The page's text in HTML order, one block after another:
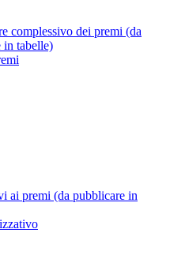
complessivo dei premi (da
in tabelle)
ai premi (da pubblicare in